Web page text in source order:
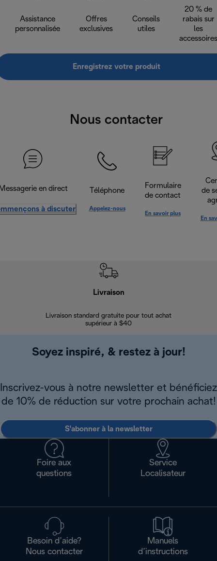
Assistance
personnalisée
Offres
exclusives
Conseils
utiles
20 % de
rabais sur
les
accessoires
Enregistrez votre produit
Nous contacter
en direct
à discuter
Téléphone
Appelez-nous
Formulaire
de contact
En savoir plus
de
En
Livraison
Livraison standard gratuite pour tout achat
supérieur à $40
Soyez inspiré, & restez à jour!
Inscrivez-vous à notre newsletter et bénéficiez
de 10% de réduction sur votre prochain achat!
S'abonner à la newsletter
Foire aux
questions
Service
Localisateur
Besoin d’aide?
Nous contacter
Manuels
d’instructions